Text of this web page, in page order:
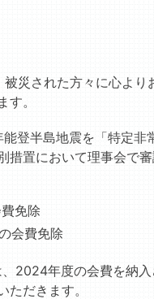
災された方々に心よ
。
登半島地震を「特定
措置において理事会で
免除
会費免除
、2024年度の会費を
だきます。